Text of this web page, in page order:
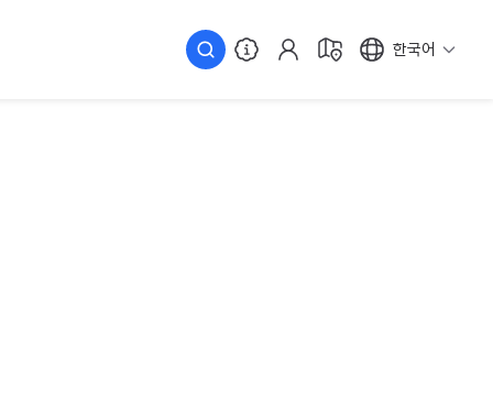
한국어